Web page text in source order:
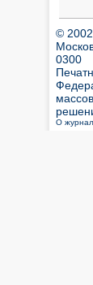
©
0300
О